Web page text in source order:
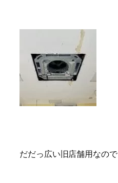
だだっ広い旧店舗用なので